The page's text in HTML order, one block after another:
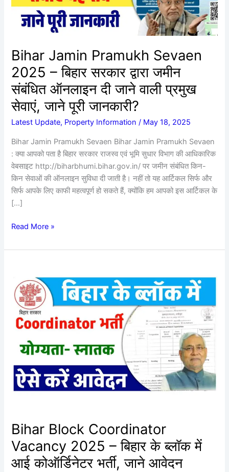
Bihar Jamin Pramukh Sevaen
2025 – बिहार सरकार द्वारा जमीन
संबंधित ऑनलाइन दी जाने वाली प्रमुख
सेवाएं, जाने पूरी जानकारी?
Latest Update, Property Information / May 18, 2025
Bihar Jamin Pramukh Sevaen Bihar Jamin Pramukh Sevaen
: क्या आपको पता है बिहार सरकार राजस्व एवं भूमि सुधार विभाग की आधिकारिक
वेबसाइट http://biharbhumi.bihar.gov.in/ पर जमीन संबंधित किन-
किन सेवाओं की ऑनलाइन सुविधा दी जाती है। नहीं तो यह आर्टिकल सिर्फ और
सिर्फ आपके लिए काफी महत्वपूर्ण हो सकते हैं, क्योंकि हम आपको इस आर्टिकल के
[…]
द्वारा
संबंधित
ऑनलाइन
दी
जाने
वाली
प्रमुख
सेवाएं,
पूरी
जानकारी?
Read More »
Bihar Block Coordinator
Vacancy 2025 – बिहार के ब्लॉक में
आई कोऑर्डिनेटर भर्ती, जाने आवेदन
Block
Coordinator
Vacancy
2025
ब्लॉक
आई
जाने
आवेदन
प्रक्रिया
और